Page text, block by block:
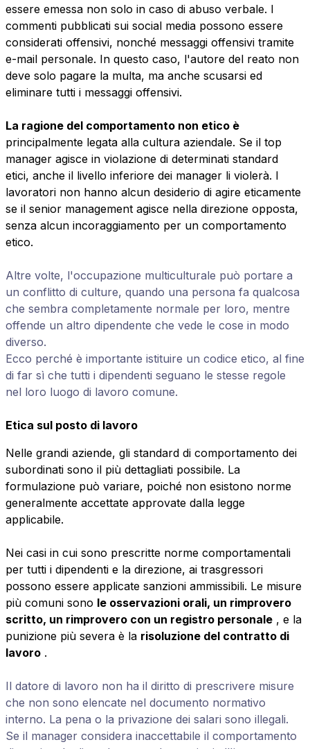
essere emessa non solo in caso di abuso verbale. I
commenti pubblicati sui social media possono essere
considerati offensivi, nonché messaggi offensivi tramite
e-mail personale. In questo caso, l'autore del reato non
deve solo pagare la multa, ma anche scusarsi ed
eliminare tutti i messaggi offensivi.
La ragione del comportamento non etico è
principalmente legata alla cultura aziendale. Se il top
manager agisce in violazione di determinati standard
etici, anche il livello inferiore dei manager li violerà. I
lavoratori non hanno alcun desiderio di agire eticamente
se il senior management agisce nella direzione opposta,
senza alcun incoraggiamento per un comportamento
etico.
Altre volte, l'occupazione multiculturale può portare a
un conflitto di culture, quando una persona fa qualcosa
che sembra completamente normale per loro, mentre
offende un altro dipendente che vede le cose in modo
diverso.
Ecco perché è importante istituire un codice etico, al fine
di far sì che tutti i dipendenti seguano le stesse regole
nel loro luogo di lavoro comune.
Etica sul posto di lavoro
Nelle grandi aziende, gli standard di comportamento dei
subordinati sono il più dettagliati possibile. La
formulazione può variare, poiché non esistono norme
generalmente accettate approvate dalla legge
applicabile.
Nei casi in cui sono prescritte norme comportamentali
per tutti i dipendenti e la direzione, ai trasgressori
possono essere applicate sanzioni ammissibili. Le misure
più comuni sono le osservazioni orali, un rimprovero
scritto, un rimprovero con un registro personale , e la
punizione più severa è la risoluzione del contratto di
lavoro .
Il datore di lavoro non ha il diritto di prescrivere misure
che non sono elencate nel documento normativo
interno. La pena o la privazione dei salari sono illegali.
Se il manager considera inaccettabile il comportamento